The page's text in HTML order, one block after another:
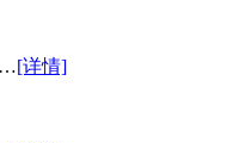
[详情]